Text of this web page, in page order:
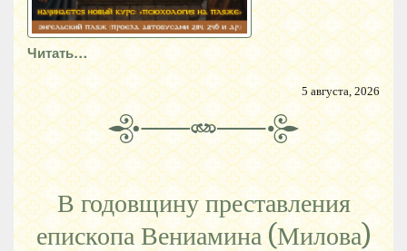
Читать…
5 августа, 2026
В годовщину преставления
епископа Вениамина (Милова)